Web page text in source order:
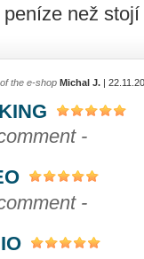
než
the e-shop Michal J. |
-
-